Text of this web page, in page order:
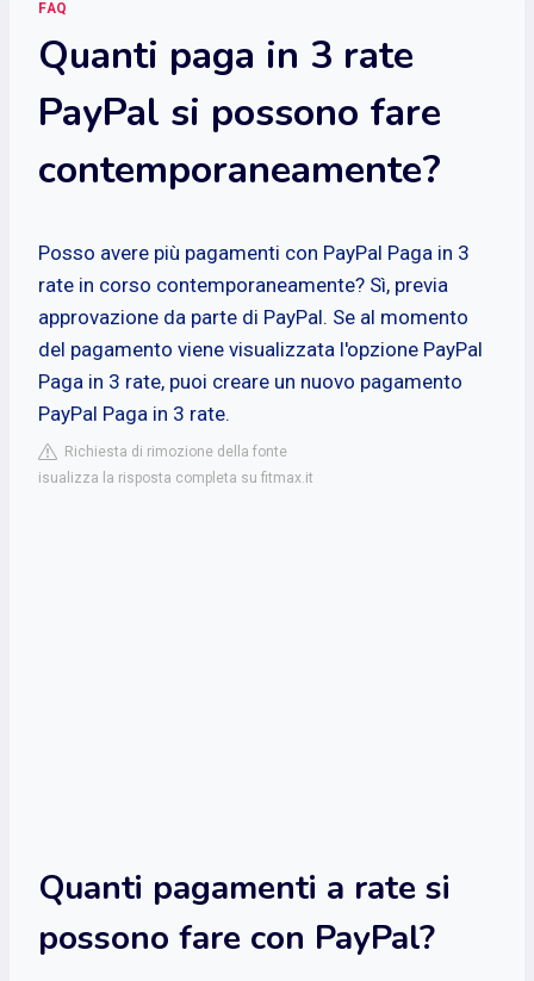
FAQ
Quanti paga in 3 rate
PayPal si possono fare
contemporaneamente?
Posso avere più pagamenti con PayPal Paga in 3
rate​ in corso contemporaneamente? Sì, previa
approvazione da parte di PayPal. Se al momento
del pagamento viene visualizzata l'opzione PayPal
Paga in 3 rate, puoi creare un nuovo pagamento
PayPal Paga in 3 rate.
Richiesta di rimozione della fonte
isualizza la risposta completa su fitmax.it
Quanti pagamenti a rate si
possono fare con PayPal?